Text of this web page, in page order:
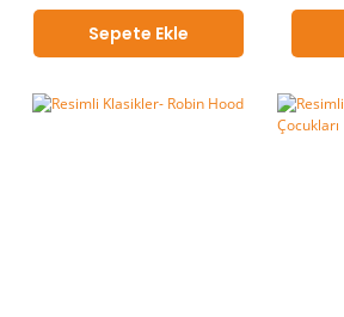
Sepete Ekle